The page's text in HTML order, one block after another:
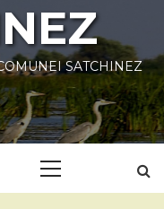
SATCHINEZ